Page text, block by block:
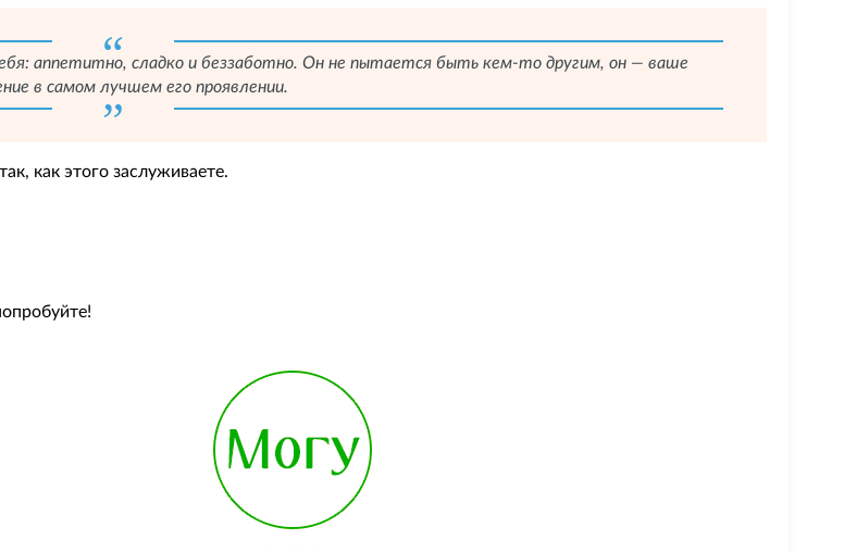
аппетитно, сладко и беззаботно. Он не пытается быть кем-то другим, он — ваше
в самом лучшем его проявлении.
как этого заслуживаете.